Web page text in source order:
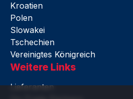
Weitere Links
Lieferanten
Kroatien
Polen
Slowakei
Tschechien
Vereinigtes Königreich